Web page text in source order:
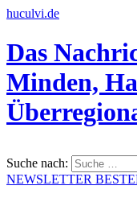
huculvi.de
Das
Minden,
Suche nach:
NEWSLETTER